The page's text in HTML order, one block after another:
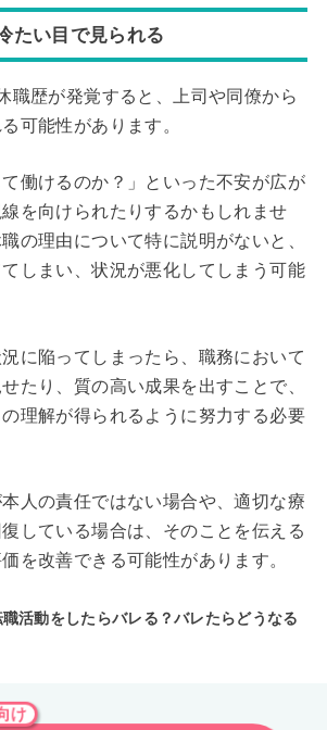
たい目で見られる
職歴が発覚すると、上司や同僚から
可能性があります。
て働けるのか？」といった不安が広が
を向けられたりするかもしれませ
の理由について特に説明がないと、
しまい、状況が悪化してしまう可能
に陥ってしまったら、職務において
たり、質の高い成果を出すことで、
理解が得られるように努力する必要
人の責任ではない場合や、適切な療
している場合は、そのことを伝える
を改善できる可能性があります。
活動をしたらバレる？バレたらどうなる
け